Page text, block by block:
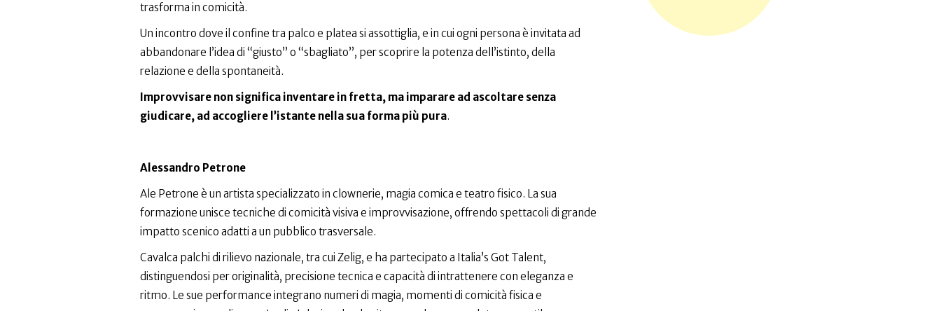
trasforma in comicità.
Un incontro dove il confine tra palco e platea si assottiglia, e in cui ogni persona è invitata ad
abbandonare l’idea di “giusto” o “sbagliato”, per scoprire la potenza dell’istinto, della
relazione e della spontaneità.
Improvvisare non significa inventare in fretta, ma imparare ad ascoltare senza
giudicare, ad accogliere l’istante nella sua forma più pura.
Alessandro Petrone
Ale Petrone è un artista specializzato in clownerie, magia comica e teatro fisico. La sua
formazione unisce tecniche di comicità visiva e improvvisazione, offrendo spettacoli di grande
impatto scenico adatti a un pubblico trasversale.
Cavalca palchi di rilievo nazionale, tra cui Zelig, e ha partecipato a Italia’s Got Talent,
distinguendosi per originalità, precisione tecnica e capacità di intrattenere con eleganza e
ritmo. Le sue performance integrano numeri di magia, momenti di comicità fisica e